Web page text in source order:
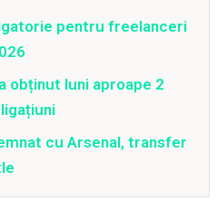
pentru freelanceri
obținut luni aproape 2
cu Arsenal, transfer